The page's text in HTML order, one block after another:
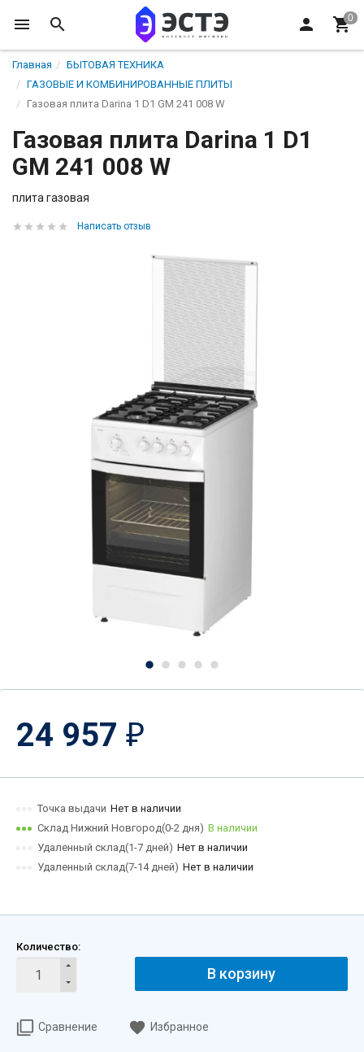
Главная
БЫТОВАЯ ТЕХНИКА
ГАЗОВЫЕ И КОМБИНИРОВАННЫЕ ПЛИТЫ
Газовая плита Darina 1 D1 GM 241 008 W
Газовая плита Darina 1 D1
GM 241 008 W
плита газовая
Написать отзыв
24 957 ₽
Точка выдачи Нет в наличии
Склад Нижний Новгород(0-2 дня) В наличии
Удаленный склад(1-7 дней) Нет в наличии
Удаленный склад(7-14 дней) Нет в наличии
Количество:
В корзину
Сравнение Избранное